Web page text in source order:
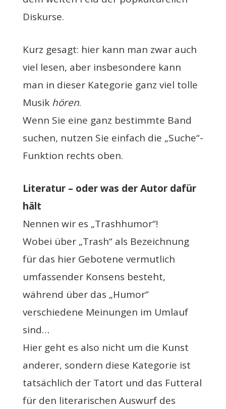
Diskurse.
Kurz gesagt: hier kann man zwar auch
viel lesen, aber insbesondere kann
man in dieser Kategorie ganz viel tolle
Musik hören.
Wenn Sie eine ganz bestimmte Band
suchen, nutzen Sie einfach die „Suche“-
Funktion rechts oben.
Literatur – oder was der Autor dafür
hält
Nennen wir es „Trashhumor“!
Wobei über „Trash“ als Bezeichnung
für das hier Gebotene vermutlich
umfassender Konsens besteht,
während über das „Humor“
verschiedene Meinungen im Umlauf
sind…
Hier geht es also nicht um die Kunst
anderer, sondern diese Kategorie ist
tatsächlich der Tatort und das Futteral
für den literarischen Auswurf des